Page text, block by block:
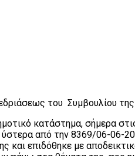
του Συμβουλίου
κατάστημα, σήμερα
ύστερα από την 8369/06-
και επιδόθηκε με